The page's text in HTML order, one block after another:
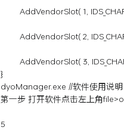
AddVendorSlot( 1,
AddVendorSlot( 2,
AddVendorSlot( 3,
}
dyoManager.exe //软件使用说明
第一步 打开软件点击左上角
5